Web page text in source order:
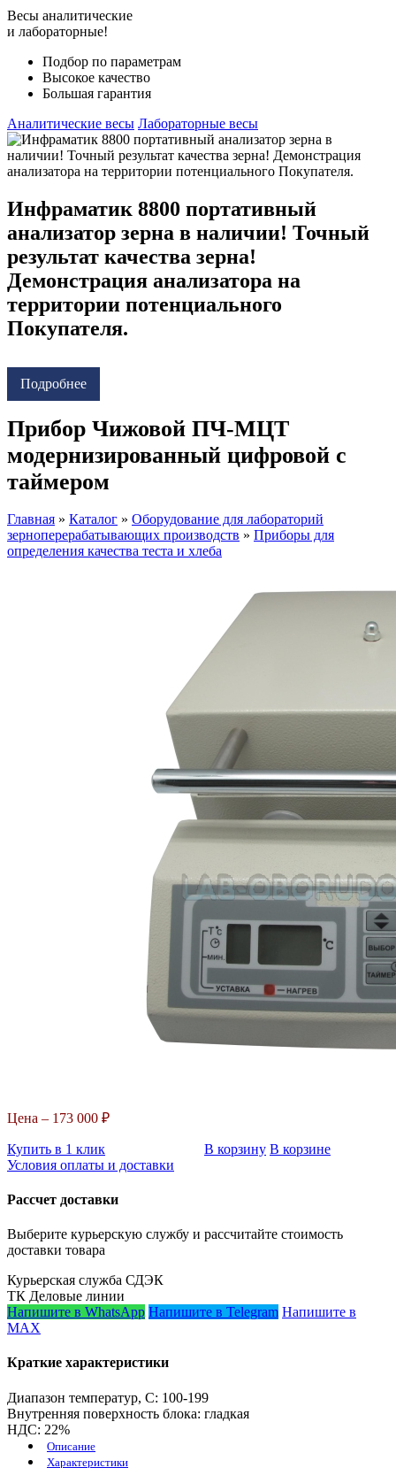
Весы аналитические
и лабораторные!
Подбор по параметрам
Высокое качество
Большая гарантия
Аналитические весы Лабораторные весы
Инфраматик 8800 портативный
анализатор зерна в наличии! Точный
результат качества зерна!
Демонстрация анализатора на
территории потенциального
Покупателя.
Подробнее
Прибор Чижовой ПЧ-МЦТ
модернизированный цифровой с
таймером
Главная » Каталог » Оборудование для лабораторий
зерноперерабатывающих производств » Приборы для
определения качества теста и хлеба
Цена – 173 000 ₽
Купить в 1 клик В корзину В корзине
Условия оплаты и доставки
Рассчет доставки
Выберите курьерскую службу и рассчитайте стоимость
доставки товара
Курьерская служба СДЭК
ТК Деловые линии
Напишите в WhatsApp Напишите в Telegram Напишите в
MAX
Краткие характеристики
Диапазон температур, С: 100-199
Внутренняя поверхность блока: гладкая
НДС: 22%
Описание
Характеристики